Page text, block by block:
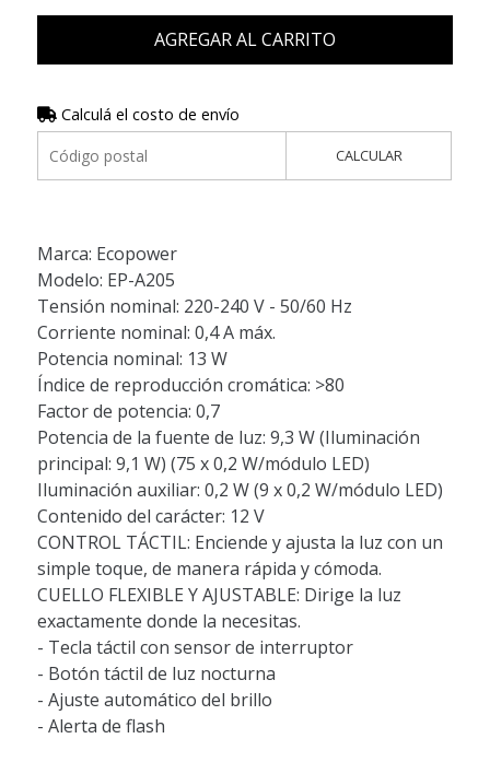
AGREGAR AL CARRITO
Calculá el costo de envío
CALCULAR
Marca: Ecopower
Modelo: EP-A205
Tensión nominal: 220-240 V - 50/60 Hz
Corriente nominal: 0,4 A máx.
Potencia nominal: 13 W
Índice de reproducción cromática: >80
Factor de potencia: 0,7
Potencia de la fuente de luz: 9,3 W (Iluminación
principal: 9,1 W) (75 x 0,2 W/módulo LED)
Iluminación auxiliar: 0,2 W (9 x 0,2 W/módulo LED)
Contenido del carácter: 12 V
CONTROL TÁCTIL: Enciende y ajusta la luz con un
simple toque, de manera rápida y cómoda.
CUELLO FLEXIBLE Y AJUSTABLE: Dirige la luz
exactamente donde la necesitas.
- Tecla táctil con sensor de interruptor
- Botón táctil de luz nocturna
- Ajuste automático del brillo
- Alerta de flash